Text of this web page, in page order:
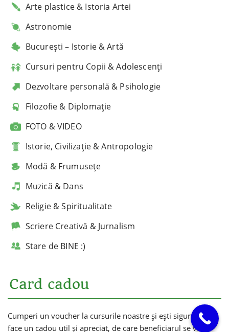
Arte plastice & Istoria Artei
Astronomie
București – Istorie & Artă
Cursuri pentru Copii & Adolescenți
Dezvoltare personală & Psihologie
Filozofie & Diplomație
FOTO & VIDEO
Istorie, Civilizație & Antropologie
Modă & Frumusețe
Muzică & Dans
Religie & Spiritualitate
Scriere Creativă & Jurnalism
Stare de BINE :)
Card cadou
Cumperi un voucher la cursurile noastre și ești sigur că vei
face un cadou util și apreciat, de care beneficiarul se va